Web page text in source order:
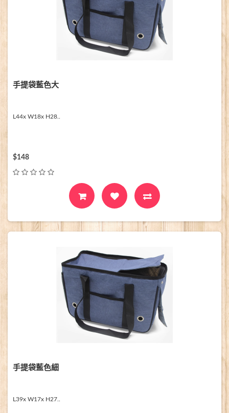
手提袋藍色大
L44x W18x H28..
$148
手提袋藍色細
L39x W17x H27..